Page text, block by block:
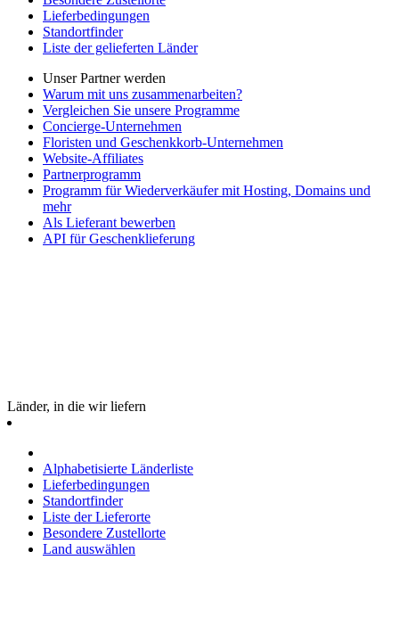
Lieferbedingungen
Standortfinder
Liste der gelieferten Länder
Unser Partner werden
Warum mit uns zusammenarbeiten?
Vergleichen Sie unsere Programme
Concierge-Unternehmen
Floristen und Geschenkkorb-Unternehmen
Website-Affiliates
Partnerprogramm
Programm für Wiederverkäufer mit Hosting, Domains und
mehr
Als Lieferant bewerben
API für Geschenklieferung
Länder, in die wir liefern
Alphabetisierte Länderliste
Lieferbedingungen
Standortfinder
Liste der Lieferorte
Besondere Zustellorte
Land auswählen